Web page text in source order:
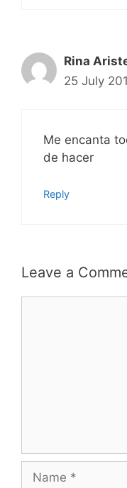
Rina
25 July
Me encanta
de hacer
Reply
Leave a
Name